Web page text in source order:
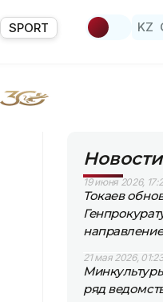
SPORT KZ
19 июня 2026,
Токаев
21 мая 2026, 01:23
ряд